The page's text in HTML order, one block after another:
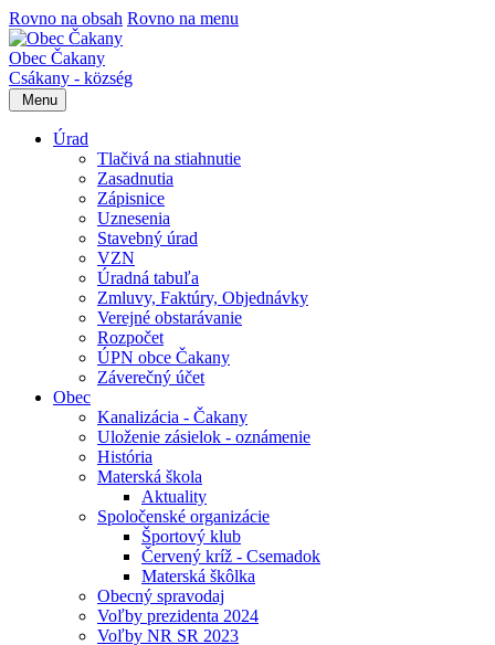
Rovno na obsah Rovno na menu
Obec Čakany
Csákany - község
Menu
Úrad
Tlačivá na stiahnutie
Zasadnutia
Zápisnice
Uznesenia
Stavebný úrad
VZN
Úradná tabuľa
Zmluvy, Faktúry, Objednávky
Verejné obstarávanie
Rozpočet
ÚPN obce Čakany
Záverečný účet
Obec
Kanalizácia - Čakany
Uloženie zásielok - oznámenie
História
Materská škola
Aktuality
Spoločenské organizácie
Športový klub
Červený kríž - Csemadok
Materská škôlka
Obecný spravodaj
Voľby prezidenta 2024
Voľby NR SR 2023